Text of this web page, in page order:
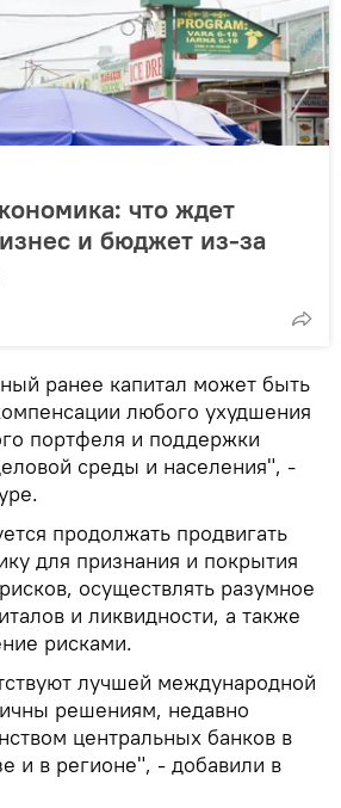
что ждет
и бюджет из-за
ранее капитал может быть
любого ухудшения
портфеля и поддержки
среды и населения", -
продолжать продвигать
для признания и покрытия
осуществлять разумное
и ликвидности, а также
рисками.
лучшей международной
решениям, недавно
центральных банков в
и в регионе", - добавили в